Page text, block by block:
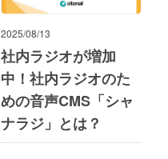
2025/08/13
社内ラジオが増加
中！社内ラジオのた
めの音声CMS「シャ
ナラジ」とは？